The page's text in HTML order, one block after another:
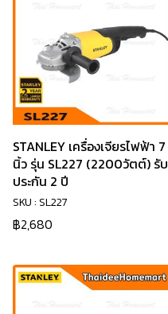
STANLEY เครื่องเจียรไฟฟ้า 7
นิ้ว รุ่น SL227 (2200วัตต์) รับ
ประกัน 2 ปี
SKU : SL227
฿2,680